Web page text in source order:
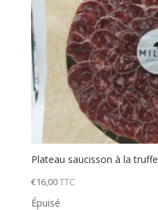
Plateau saucisson à la truffe
€16,00TTC
Épuisé